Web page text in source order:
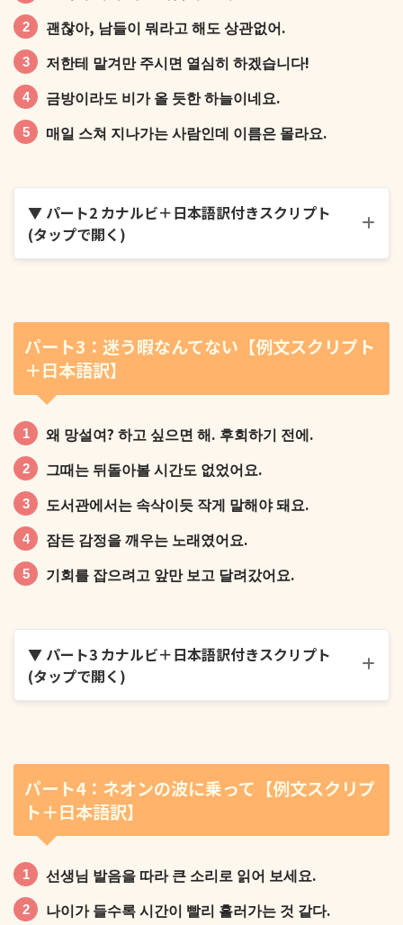
괜찮아, 남들이 뭐라고 해도 상관없어.
저한테 맡겨만 주시면 열심히 하겠습니다!
금방이라도 비가 올 듯한 하늘이네요.
매일 스쳐 지나가는 사람인데 이름은 몰라요.
▼ パート2 カナルビ＋日本語訳付きスクリプト
(タップで開く)
괜찮아, 남들이 뭐라고 해도 상관없어.
저한테 맡겨만 주시면 열심히 하겠습니다!
매일 스쳐 지나가는 사람인데 이름은 몰라요.
パート3：迷う暇なんてない【例文スクリプト
＋日本語訳】
왜 망설여? 하고 싶으면 해. 후회하기 전에.
그때는 뒤돌아볼 시간도 없었어요.
도서관에서는 속삭이듯 작게 말해야 돼요.
잠든 감정을 깨우는 노래였어요.
기회를 잡으려고 앞만 보고 달려갔어요.
▼ パート3 カナルビ＋日本語訳付きスクリプト
(タップで開く)
パート4：ネオンの波に乗って【例文スクリプ
ト＋日本語訳】
선생님 발음을 따라 큰 소리로 읽어 보세요.
나이가 들수록 시간이 빨리 흘러가는 것 같다.